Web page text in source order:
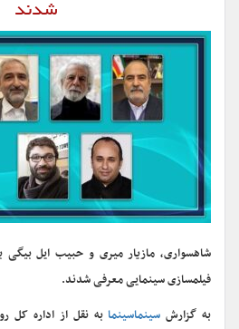
شدند
شاهسواری، مازیار میری و حبیب ایل بیگی
فیلمسازی سینمایی معرفی شدند.
به گزارش سینماسینمابه نقل از اداره کل